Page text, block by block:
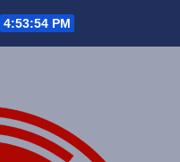
4:53:54 PM